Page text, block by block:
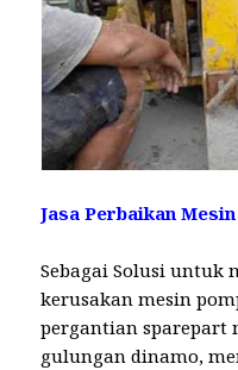
Jasa Perbaikan
Sebagai Solusi untuk
kerusakan mesin
pergantian sparepart
gulungan dinamo,